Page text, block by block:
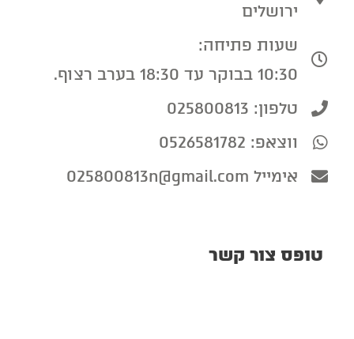
ירושלים
שעות פתיחה:
10:30 בבוקר עד 18:30 בערב רצוף.
טלפון: 025800813
ווצאפ: 0526581782
אימייל 025800813n@gmail.com
טופס צור קשר